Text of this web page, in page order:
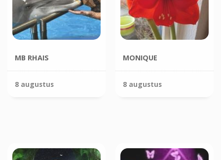
MB RHAIS
8 augustus
MONIQUE
8 augustus